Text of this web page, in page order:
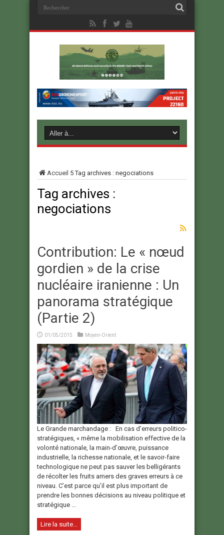
Accueil 5Tag archives : negociations
Tag archives :
negociations
Contribution: Le « nœud
gordien » de la crise
nucléaire iranienne : Un
panorama stratégique
(Partie 2)
01/05/2015 Moyen-Orient
Le Grande marchandage : En cas d’erreurs politico-
stratégiques, « même la mobilisation effective de la
volonté nationale, la main-d’œuvre, puissance
industrielle, la richesse nationale, et le savoir-faire
technologique ne peut pas sauver les belligérants
de récolter les fruits amers des graves erreurs à ce
niveau. C’est parce qu’il est plus important de
prendre les bonnes décisions au niveau politique et
stratégique ...
Lire la suite...